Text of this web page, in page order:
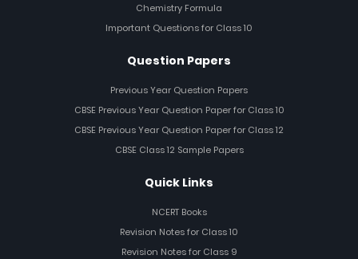
Chemistry Formula
Important Questions for Class 10
Question Papers
Previous Year Question Papers
CBSE Previous Year Question Paper for Class 10
CBSE Previous Year Question Paper for Class 12
CBSE Class 12 Sample Papers
Quick Links
NCERT Books
Revision Notes for Class 10
Revision Notes for Class 9